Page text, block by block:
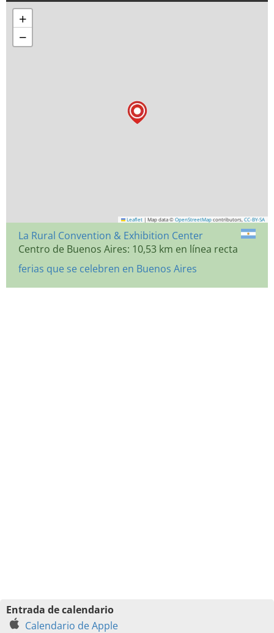
+
−
Leaflet | Map data © OpenStreetMap contributors, CC-BY-SA
La Rural Convention & Exhibition Center
Centro de Buenos Aires: 10,53 km en línea recta
ferias que se celebren en Buenos Aires
Entrada de calendario
Calendario de Apple